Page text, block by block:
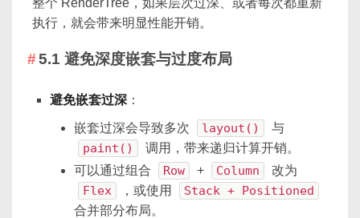
执行，就会带来明显性能开销。
5.1 避免深度嵌套与过度布局
避免嵌套过深 ：
嵌套过深会导致多次 layout() 与
paint()
调用，带来递归计算开销。
可以通过组合
Row + Column 改为
Flex ，或使用 Stack + Positioned
合并部分布局。